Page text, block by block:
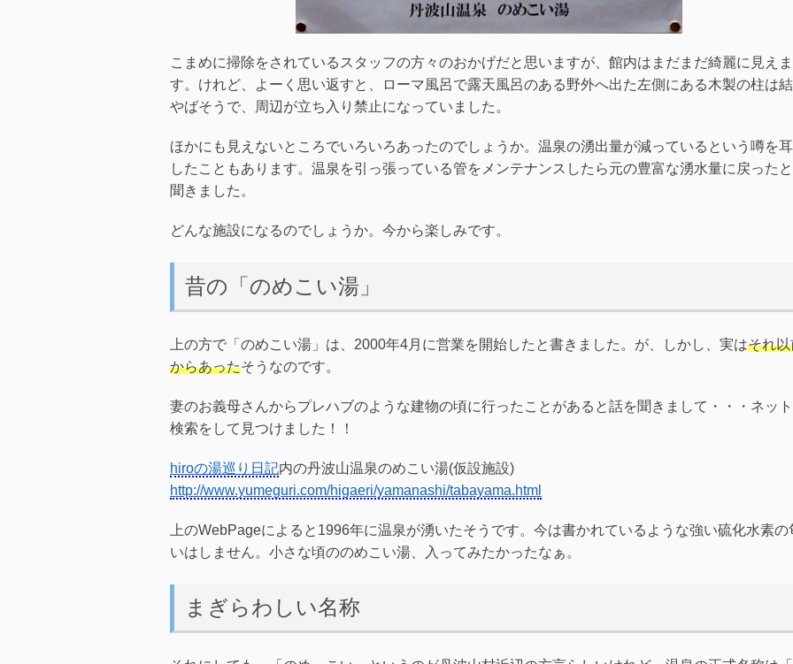
こまめに掃除をされているスタッフの方々のおかげだと思いますが、館内はまだまだ綺麗に見えま
す。けれど、よーく思い返すと、ローマ風呂で露天風呂のある野外へ出た左側にある木製の柱は
やばそうで、周辺が立ち入り禁止になっていました。
ほかにも見えないところでいろいろあったのでしょうか。温泉の湧出量が減っているという噂を
したこともあります。温泉を引っ張っている管をメンテナンスしたら元の豊富な湧水量に戻った
聞きました。
どんな施設になるのでしょうか。今から楽しみです。
昔の「のめこい湯」
上の方で「のめこい湯」は、2000年4月に営業を開始したと書きました。が、しかし、実はそれ以
からあったそうなのです。
妻のお義母さんからプレハブのような建物の頃に行ったことがあると話を聞きまして・・・ネッ
検索をして見つけました！！
hiroの湯巡り日記内の丹波山温泉のめこい湯(仮設施設)
http://www.yumeguri.com/higaeri/yamanashi/tabayama.html
上のWebPageによると1996年に温泉が湧いたそうです。今は書かれているような強い硫化水素の
いはしません。小さな頃ののめこい湯、入ってみたかったなぁ。
まぎらわしい名称